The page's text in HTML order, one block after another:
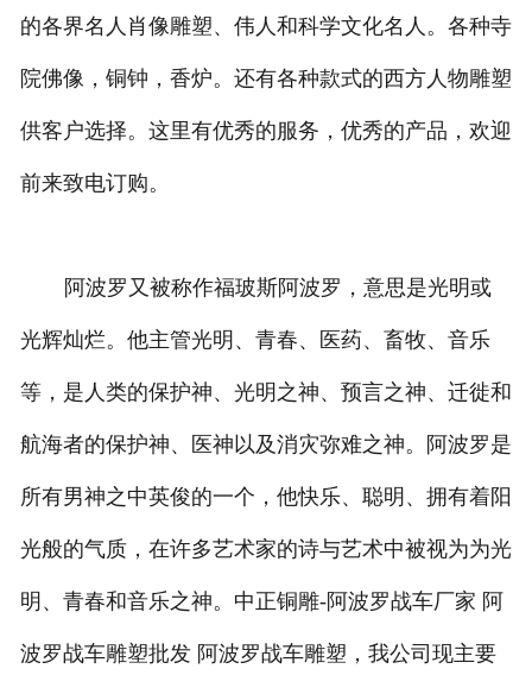
的各界名人肖像雕塑、伟人和科学文化名人。各种寺
院佛像，铜钟，香炉。还有各种款式的西方人物雕塑
供客户选择。这里有优秀的服务，优秀的产品，欢迎
前来致电订购。
阿波罗又被称作福玻斯阿波罗，意思是光明或
光辉灿烂。他主管光明、青春、医药、畜牧、音乐
等，是人类的保护神、光明之神、预言之神、迁徙和
航海者的保护神、医神以及消灾弥难之神。阿波罗是
所有男神之中英俊的一个，他快乐、聪明、拥有着阳
光般的气质，在许多艺术家的诗与艺术中被视为为光
明、青春和音乐之神。中正铜雕-阿波罗战车厂家 阿
波罗战车雕塑批发 阿波罗战车雕塑 ，我公司现主要